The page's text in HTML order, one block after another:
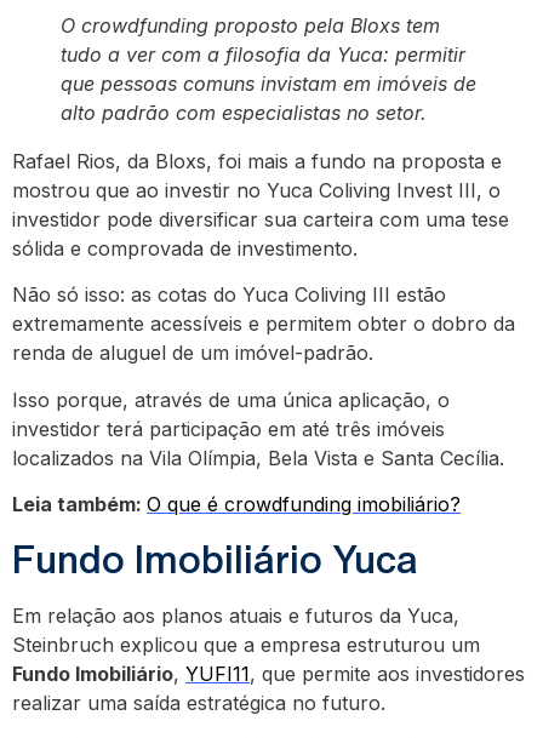
O crowdfunding proposto pela Bloxs tem
tudo a ver com a filosofia da Yuca: permitir
que pessoas comuns invistam em imóveis de
alto padrão com especialistas no setor.
Rafael Rios, da Bloxs, foi mais a fundo na proposta e
mostrou que ao investir no Yuca Coliving Invest III, o
investidor pode diversificar sua carteira com uma tese
sólida e comprovada de investimento.
Não só isso: as cotas do Yuca Coliving III estão
extremamente acessíveis e permitem obter o dobro da
renda de aluguel de um imóvel-padrão.
Isso porque, através de uma única aplicação, o
investidor terá participação em até três imóveis
localizados na Vila Olímpia, Bela Vista e Santa Cecília.
Leia também: O que é crowdfunding imobiliário?
Fundo Imobiliário Yuca
Em relação aos planos atuais e futuros da Yuca,
Steinbruch explicou que a empresa estruturou um
Fundo Imobiliário, YUFI11, que permite aos investidores
realizar uma saída estratégica no futuro.